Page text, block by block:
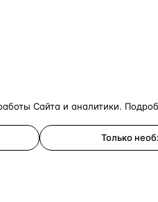
Сайта и аналитики.
Только